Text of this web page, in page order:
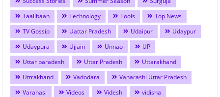
Taalibaan
Technology Tools
Top News
TV Gossip
Uattar Pradesh Udaipur
Udaypur
Udaypura
Ujjain Unnao
UP
Uttar paradesh
Uttar Pradesh
Uttarakhand
Uttrakhand
Vadodara
Vanarashi Uttar Pradesh
Varanasi
Videos Videsh
vidisha